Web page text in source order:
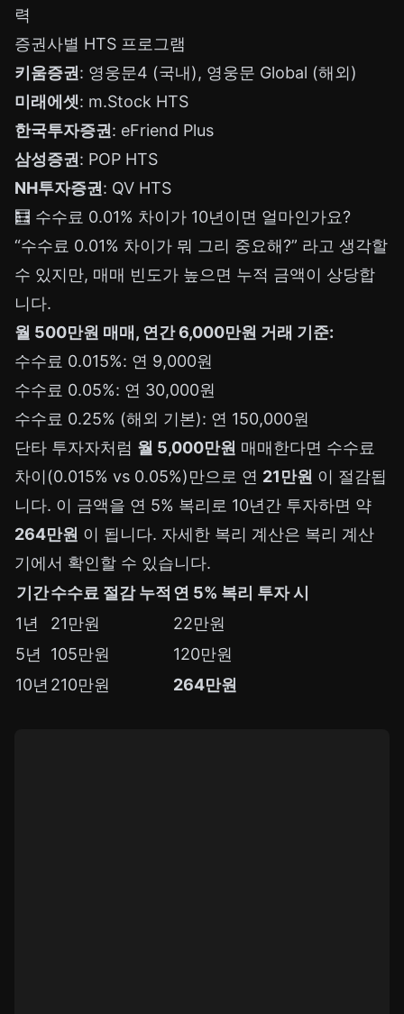
력
증권사별 HTS 프로그램
키움증권: 영웅문4 (국내), 영웅문 Global (해외)
미래에셋: m.Stock HTS
한국투자증권: eFriend Plus
삼성증권: POP HTS
NH투자증권: QV HTS
🧮 수수료 0.01% 차이가 10년이면 얼마인가요?
“수수료 0.01% 차이가 뭐 그리 중요해?” 라고 생각할
수 있지만, 매매 빈도가 높으면 누적 금액이 상당합
니다.
월 500만원 매매, 연간 6,000만원 거래 기준:
수수료 0.015%: 연 9,000원
수수료 0.05%: 연 30,000원
수수료 0.25% (해외 기본): 연 150,000원
단타 투자자처럼 월 5,000만원 매매한다면 수수료
차이(0.015% vs 0.05%)만으로 연 21만원 이 절감됩
니다. 이 금액을 연 5% 복리로 10년간 투자하면 약
264만원 이 됩니다. 자세한 복리 계산은 복리 계산
기에서 확인할 수 있습니다.
기간수수료 절감 누적 연 5% 복리 투자 시
1년
21만원
22만원
5년
105만원
120만원
10년 210만원 264만원